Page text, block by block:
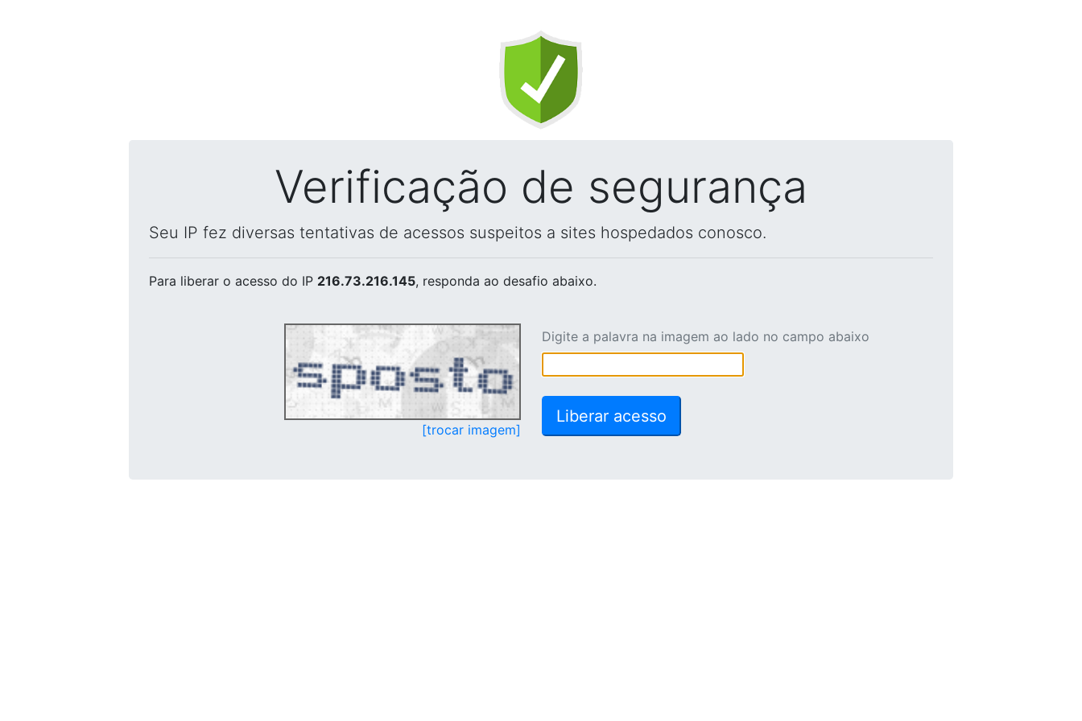
Verificação de segurança
Seu IP fez diversas tentativas de acessos suspeitos a sites hospedados conosco.
Para liberar o acesso do IP 216.73.216.145, responda ao desafio abaixo.
[trocar imagem]
Digite a palavra na imagem ao lado no campo abaixo